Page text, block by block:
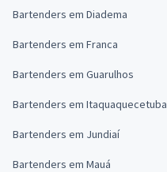
Bartenders em Diadema
Bartenders em Franca
Bartenders em Guarulhos
Bartenders em Itaquaquecetuba
Bartenders em Jundiaí
Bartenders em Mauá